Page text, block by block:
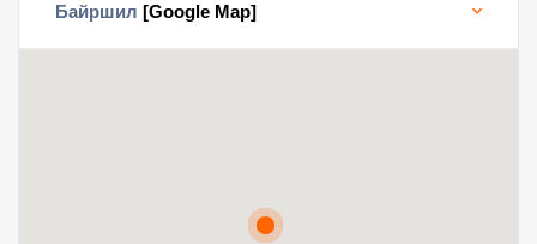
Байршил [Google Map]